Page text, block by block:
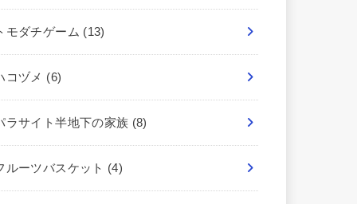
モダチゲーム (13)
コヅメ (6)
ラサイト半地下の家族 (8)
ルーツバスケット (4)